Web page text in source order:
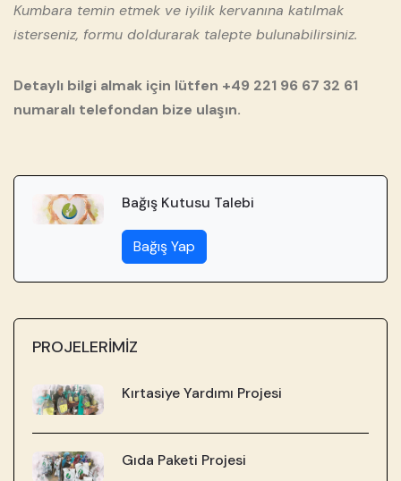
Kumbara temin etmek ve iyilik kervanına katılmak
isterseniz, formu doldurarak talepte bulunabilirsiniz.
Detaylı bilgi almak için lütfen +49 221 96 67 32 61
numaralı telefondan bize ulaşın.
Bağış Kutusu Talebi
Bağış Yap
PROJELERİMİZ
Kırtasiye Yardımı Projesi
Gıda Paketi Projesi